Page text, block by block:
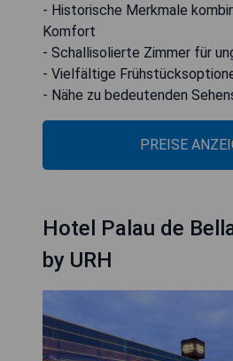
- Historische Merkmale
Komfort
- Schallisolierte Zimmer für
- Vielfältige
- Nähe zu bedeutenden
PREISE
Hotel Palau de
by URH